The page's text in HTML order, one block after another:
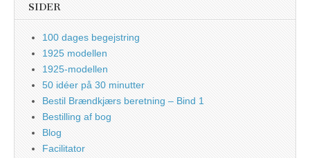
SIDER
100 dages begejstring
1925 modellen
1925-modellen
50 idéer på 30 minutter
Bestil Brændkjærs beretning – Bind 1
Bestilling af bog
Blog
Facilitator